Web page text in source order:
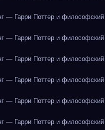
— Гарри Поттер и философский
— Гарри Поттер и философский
— Гарри Поттер и философский
— Гарри Поттер и философский
— Гарри Поттер и философский
— Гарри Поттер и философский